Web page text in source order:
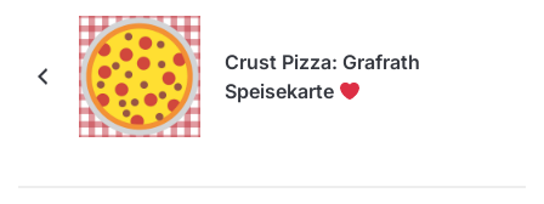
Crust Pizza: Grafrath
Speisekarte